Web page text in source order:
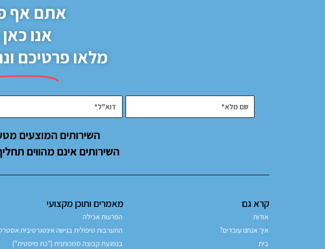
אתם אף
אנו
מלאו פרטיכם
א אנחנו
השירותים המוצעים
השירותים אינם מהווים
קרא גם
אודות
איך אנחנו עובדים?
בית
מאמרים ותוכן מקצועי
הפרעות אכילה
התערבות טיפולית בגישה אינטגרטיבית
בנפגעת קבוצה סמכותנית ("כת מיסטית")